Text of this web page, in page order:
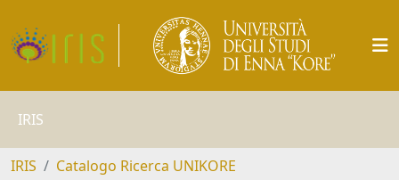
IRIS
IRIS
Catalogo Ricerca UNIKORE